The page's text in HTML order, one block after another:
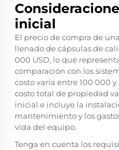
inicial
El precio de compra de
llenado de cápsulas de
000 USD, lo que
comparación con los
costo varía entre 100 000
costo total de propiedad
inicial e incluye la
mantenimiento y los
vida del equipo.
Tenga en cuenta los